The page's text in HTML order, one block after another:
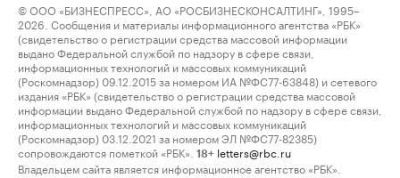
© ООО «БИЗНЕСПРЕСС», АО «РОСБИЗНЕСКОНСАЛТИНГ», 1995–
2026. Сообщения и материалы информационного агентства «РБК»
(свидетельство о регистрации средства массовой информации
выдано Федеральной службой по надзору в сфере связи,
информационных технологий и массовых коммуникаций
(Роскомнадзор) 09.12.2015 за номером ИА №ФС77-63848) и сетевого
издания «РБК» (свидетельство о регистрации средства массовой
информации выдано Федеральной службой по надзору в сфере связи,
информационных технологий и массовых коммуникаций
(Роскомнадзор) 03.12.2021 за номером ЭЛ №ФС77-82385)
сопровождаются пометкой «РБК».
18+ letters@rbc.ru
Владельцем сайта является информационное агентство «РБК».